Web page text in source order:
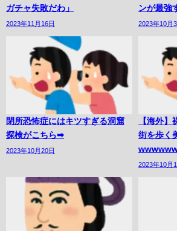
ガチャ失敗だわ」
2023年11月16日
ンが最強
2023年10月
閉所恐怖症にはキツすぎる洞窟
探検がこちら➡︎
2023年10月20日
【海外
街を歩く
2023年10月